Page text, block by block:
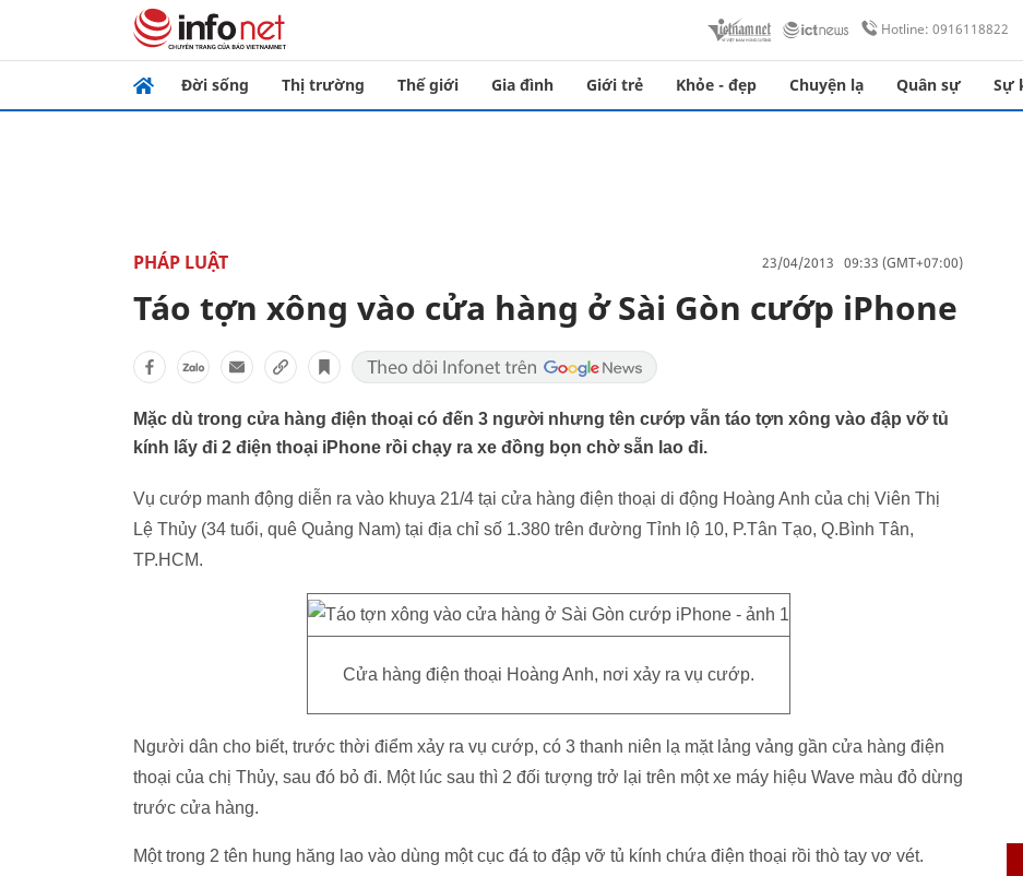
Hotline: 0916118822
Đời sống Thị trường Thế giới Gia đình Giới trẻ Khỏe - đẹp Chuyện lạ Quân sự Sự
PHÁP LUẬT 23/04/2013 09:33 (GMT+07:00)
Táo tợn xông vào cửa hàng ở Sài Gòn cướp iPhone
Mặc dù trong cửa hàng điện thoại có đến 3 người nhưng tên cướp vẫn táo tợn xông vào đập vỡ tủ
kính lấy đi 2 điện thoại iPhone rồi chạy ra xe đồng bọn chờ sẵn lao đi.
Vụ cướp manh động diễn ra vào khuya 21/4 tại cửa hàng điện thoại di động Hoàng Anh của chị Viên Thị
Lệ Thủy (34 tuổi, quê Quảng Nam) tại địa chỉ số 1.380 trên đường Tỉnh lộ 10, P.Tân Tạo, Q.Bình Tân,
TP.HCM.
Cửa hàng điện thoại Hoàng Anh, nơi xảy ra vụ cướp.
Người dân cho biết, trước thời điểm xảy ra vụ cướp, có 3 thanh niên lạ mặt lảng vảng gần cửa hàng điện
thoại của chị Thủy, sau đó bỏ đi. Một lúc sau thì 2 đối tượng trở lại trên một xe máy hiệu Wave màu đỏ dừng
trước cửa hàng.
Một trong 2 tên hung hăng lao vào dùng một cục đá to đập vỡ tủ kính chứa điện thoại rồi thò tay vơ vét.